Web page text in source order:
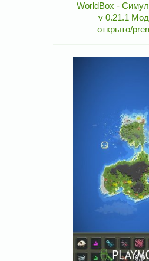
WorldBox -
v 0.21.1
открыто/